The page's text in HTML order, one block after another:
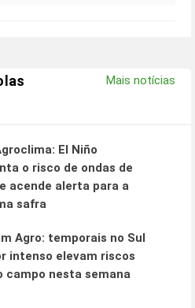
Mais notícias
El Niño
o risco de ondas de
acende alerta para a
safra
Agro: temporais no Sul
intenso elevam riscos
campo nesta semana